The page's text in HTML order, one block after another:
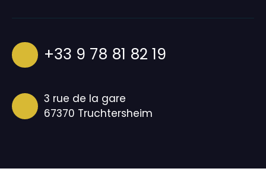
+33 9 78 81 82 19
3 rue de la gare
67370 Truchtersheim